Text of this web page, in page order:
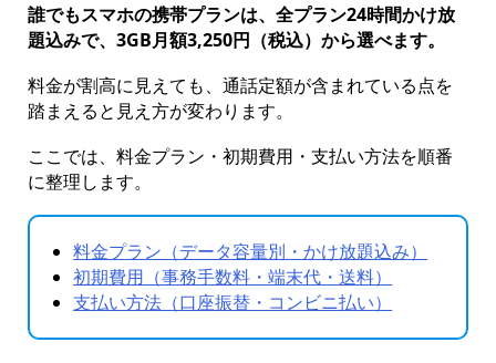
誰でもスマホの携帯プランは、全プラン24時間かけ放
題込みで、3GB月額3,250円（税込）から選べます。
料金が割高に見えても、通話定額が含まれている点を
踏まえると見え方が変わります。
ここでは、料金プラン・初期費用・支払い方法を順番
に整理します。
料金プラン（データ容量別・かけ放題込み）
初期費用（事務手数料・端末代・送料）
支払い方法（口座振替・コンビニ払い）